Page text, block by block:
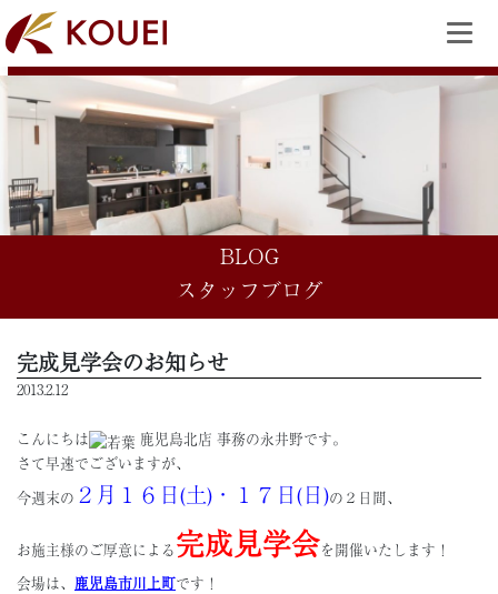
BLOG
スタッフブログ
完成見学会のお知らせ
2013.2.12
こんにちは
鹿児島北店 事務の永井野です。
さて早速でございますが、
今週末の ２月１６日(土)・１７日(日)の２日間、
お施主様のご厚意による完成見学会を開催いたします！
会場は、 鹿児島市川上町です！